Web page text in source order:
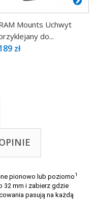
Mounts Uchwyt
do...
zł
pionowo lub poziomo1
32 mm i zabierz gdzie
pasują na każdą